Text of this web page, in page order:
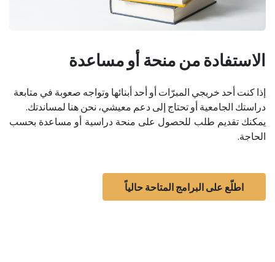
الاستفادة من منحة أو مساعدة
إذا كنت أحد خريجي المبرّات أو أحد أبنائها وتواجه صعوبة في متابعة
دراستك الجامعية أو تحتاج إلى دعم معيشي، نحن هنا لمساندتك.
يمكنك تقديم طلب للحصول على منحة دراسية أو مساعدة بحسب
الحاجة.
اطلّع على البرامج المتاحة حالياً